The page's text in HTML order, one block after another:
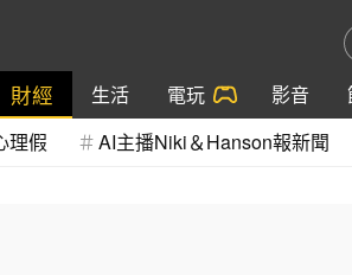
財經 生活 電玩 影音
理假 AI主播Niki＆Hanson報新聞